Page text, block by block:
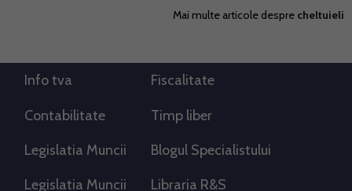
Mai multe articole despre cheltuieli
Info tva Fiscalitate
Contabilitate Timp liber
Legislatia Muncii Blogul Specialistului
Legislatia Muncii Libraria R&S